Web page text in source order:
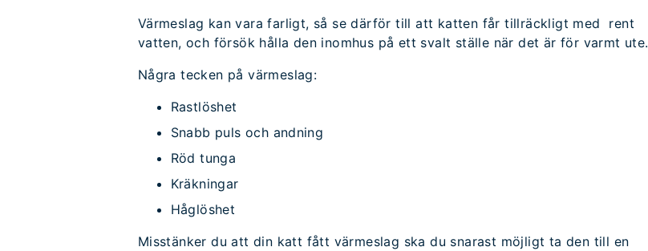
Värmeslag kan vara farligt, så se därför till att katten får tillräckligt med rent
vatten, och försök hålla den inomhus på ett svalt ställe när det är för varmt ute.
Några tecken på värmeslag:
Rastlöshet
Snabb puls och andning
Röd tunga
Kräkningar
Håglöshet
Misstänker du att din katt fått värmeslag ska du snarast möjligt ta den till en